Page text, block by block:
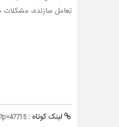
تعامل سازنده،
لینک کوتاه :